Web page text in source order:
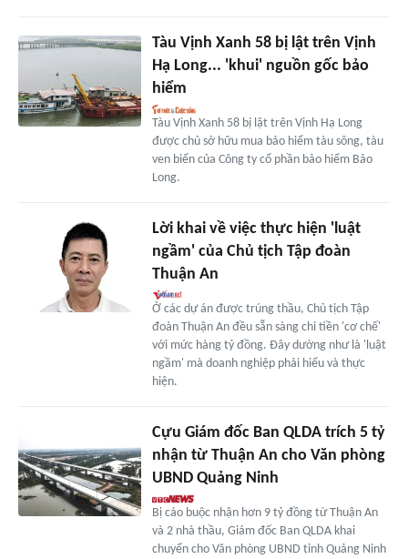
Tàu Vịnh Xanh 58 bị lật trên Vịnh
Hạ Long... 'khui' nguồn gốc bảo
hiểm
Tàu Vịnh Xanh 58 bị lật trên Vịnh Hạ Long
được chủ sở hữu mua bảo hiểm tàu sông, tàu
ven biển của Công ty cổ phần bảo hiểm Bảo
Long.
Lời khai về việc thực hiện 'luật
ngầm' của Chủ tịch Tập đoàn
Thuận An
Ở các dự án được trúng thầu, Chủ tịch Tập
đoàn Thuận An đều sẵn sàng chi tiền 'cơ chế'
với mức hàng tỷ đồng. Đây dường như là 'luật
ngầm' mà doanh nghiệp phải hiểu và thực
hiện.
Cựu Giám đốc Ban QLDA trích 5 tỷ
nhận từ Thuận An cho Văn phòng
UBND Quảng Ninh
Bị cáo buộc nhận hơn 9 tỷ đồng từ Thuận An
và 2 nhà thầu, Giám đốc Ban QLDA khai
chuyển cho Văn phòng UBND tỉnh Quảng Ninh